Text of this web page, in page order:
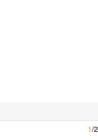
1/2